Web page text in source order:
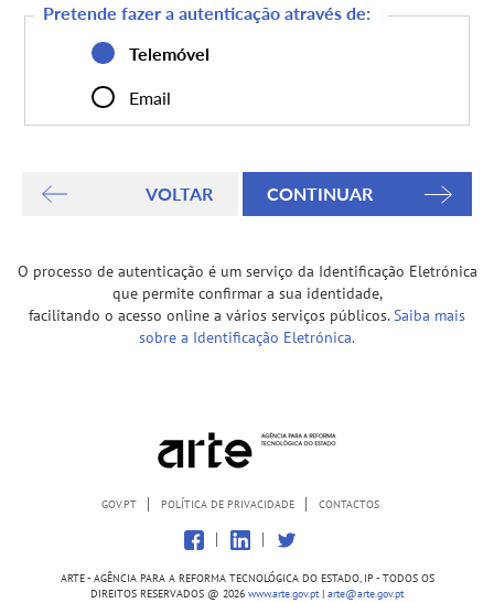
Pretende fazer a autenticação através de:
Telemóvel
Email
O processo de autenticação é um serviço da Identificação Eletrónica
que permite confirmar a sua identidade,
facilitando o acesso online a vários serviços públicos.Saiba mais
sobre a Identificação Eletrónica.
GOV.PT POLÍTICA DE PRIVACIDADE CONTACTOS
ARTE - AGÊNCIA PARA A REFORMA TECNOLÓGICA DO ESTADO, IP - TODOS OS
DIREITOS RESERVADOS @ 2026 www.arte.gov.pt| arte@arte.gov.pt